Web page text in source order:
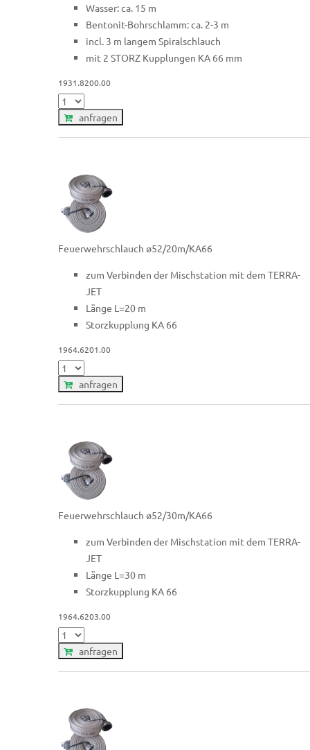
Wasser: ca. 15 m
Bentonit-Bohrschlamm: ca. 2-3 m
incl. 3 m langem Spiralschlauch
mit 2 STORZ Kupplungen KA 66 mm
1931.8200.00
anfragen
Feuerwehrschlauch ø52/20m/KA66
zum Verbinden der Mischstation mit dem TERRA-
JET
Länge L=20 m
Storzkupplung KA 66
1964.6201.00
anfragen
Feuerwehrschlauch ø52/30m/KA66
zum Verbinden der Mischstation mit dem TERRA-
JET
Länge L=30 m
Storzkupplung KA 66
1964.6203.00
anfragen